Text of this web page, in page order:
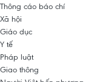
Thông cáo báo chí
Xã hội
Giáo dục
Y tế
Pháp luật
Giao thông